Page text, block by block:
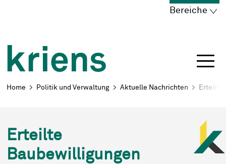
Navigieren in Kriens
Bereiche
Breadcrumb
Home Politik und Verwaltung Aktuelle Nachrichten Erteilte
Erteilte
Baubewilligungen